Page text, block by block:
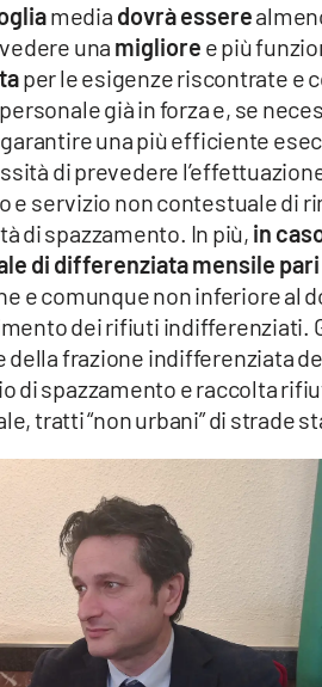
media dovrà essere
una migliore e più
per le esigenze riscontrate e
già in forza e, se
una più efficiente
di prevedere
e servizio non contestuale di
di spazzamento. In più, in
di differenziata mensile pari
e comunque non inferiore al
dei rifiuti indifferenziati.
frazione indifferenziata
di spazzamento e raccolta
tratti “non urbani” di strade